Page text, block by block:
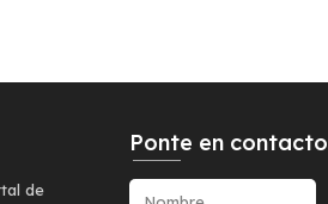
de
Ponte en contacto